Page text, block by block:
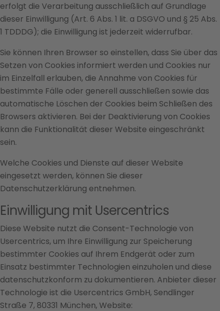
erfolgt die Verarbeitung ausschließlich auf Grundlage
dieser Einwilligung (Art. 6 Abs. 1 lit. a DSGVO und § 25 Abs.
1 TDDDG); die Einwilligung ist jederzeit widerrufbar.
Sie können Ihren Browser so einstellen, dass Sie über das
Setzen von Cookies informiert werden und Cookies nur
im Einzelfall erlauben, die Annahme von Cookies für
bestimmte Fälle oder generell ausschließen sowie das
automatische Löschen der Cookies beim Schließen des
Browsers aktivieren. Bei der Deaktivierung von Cookies
kann die Funktionalität dieser Website eingeschränkt
sein.
Welche Cookies und Dienste auf dieser Website
eingesetzt werden, können Sie dieser
Datenschutzerklärung entnehmen.
Einwilligung mit Usercentrics
Diese Website nutzt die Consent-Technologie von
Usercentrics, um Ihre Einwilligung zur Speicherung
bestimmter Cookies auf Ihrem Endgerät oder zum
Einsatz bestimmter Technologien einzuholen und diese
datenschutzkonform zu dokumentieren. Anbieter dieser
Technologie ist die Usercentrics GmbH, Sendlinger
Straße 7, 80331 München, Website: